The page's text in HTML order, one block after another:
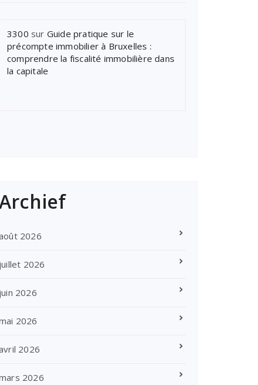
3300 sur Guide pratique sur le
précompte immobilier à Bruxelles :
comprendre la fiscalité immobilière dans
la capitale
2026
juillet 2026
juin 2026
2026
2026
2026